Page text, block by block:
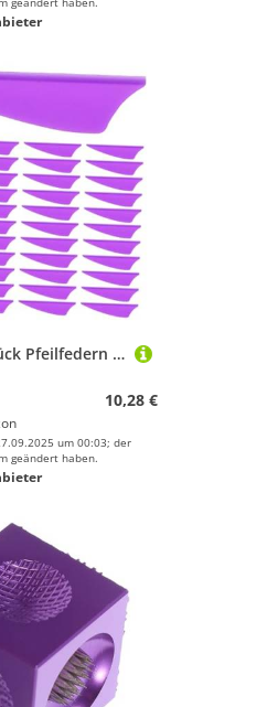
ibasenice 60 Stück Pfeilfedern Kunststoffpfeilschwanz Kunststoffbogenschießfedern Befiederungsfedern Kleine Bogenschießen Befiederungsfedern Freizeitschießfedern Bogenjagd Kit Kleine
10,28 €
um 00:03; der
geändert haben.